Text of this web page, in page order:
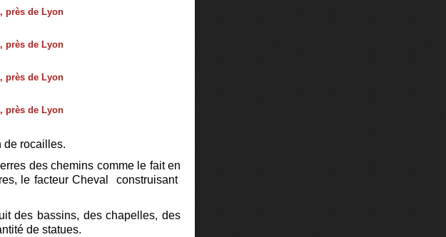
de rocailles.
des chemins comme le fait en
le facteur Cheval construisant
des bassins, des chapelles, des
de statues.